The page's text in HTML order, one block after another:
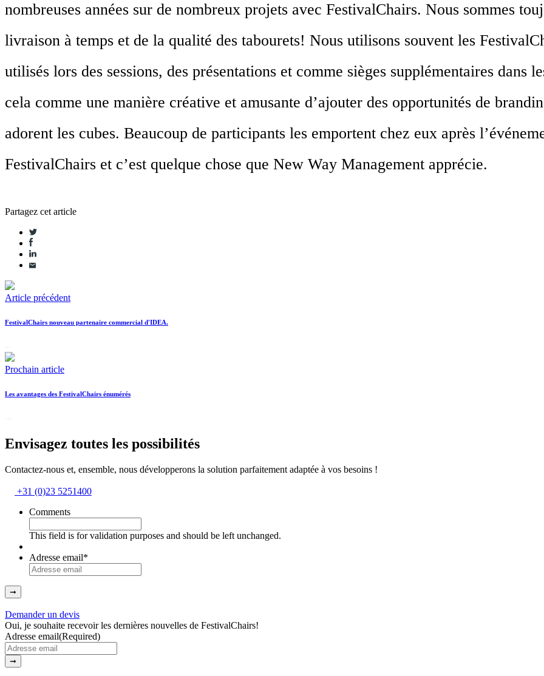
nombreuses années sur de nombreux projets avec FestivalChairs. Nous sommes
livraison à temps et de la qualité des tabourets! Nous utilisons souvent les
utilisés lors des sessions, des présentations et comme sièges supplémentaires dans
cela comme une manière créative et amusante d’ajouter des opportunités de
adorent les cubes. Beaucoup de participants les emportent chez eux après
FestivalChairs et c’est quelque chose que New Way Management apprécie.
Partagez cet article
Article précédent
FestivalChairs nouveau partenaire commercial d'IDEA.
Prochain article
Les avantages des FestivalChairs énumérés
Envisagez toutes les possibilités
Contactez-nous et, ensemble, nous développerons la solution parfaitement adaptée à vos besoins !
+31 (0)23 5251400
Comments
This field is for validation purposes and should be left unchanged.
Adresse email*
➞
Demander un devis
Oui, je souhaite recevoir les dernières nouvelles de FestivalChairs!
Adresse email(Required)
➞